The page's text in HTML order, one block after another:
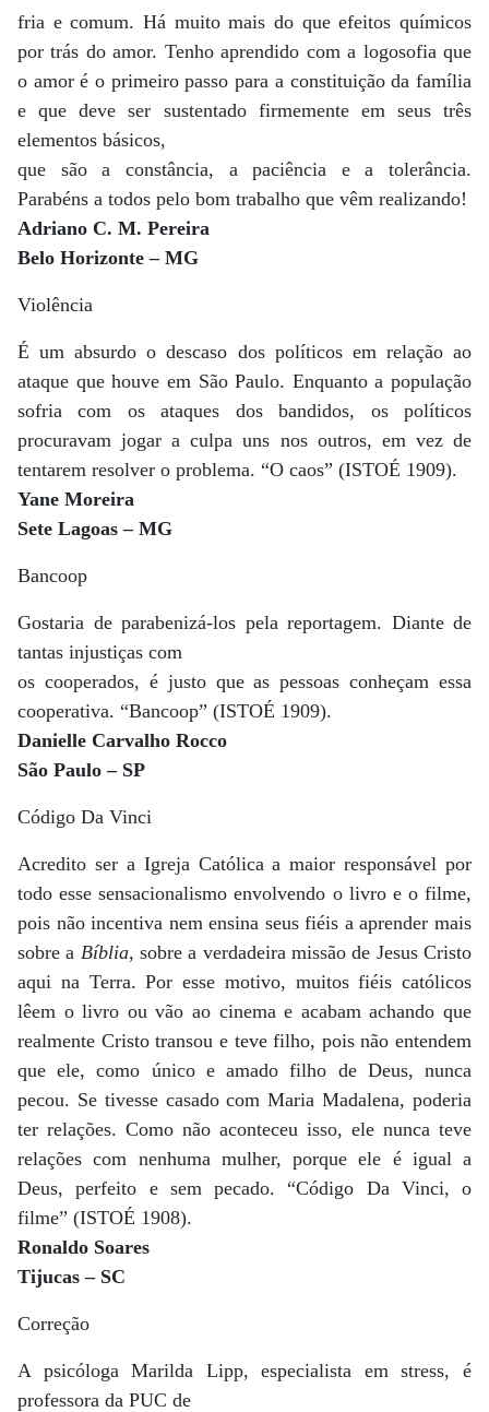
fria e comum. Há muito mais do que efeitos químicos
por trás do amor. Tenho aprendido com a logosofia que
o amor é o primeiro passo para a constituição da família
e que deve ser sustentado firmemente em seus três
elementos básicos,
que são a constância, a paciência e a tolerância.
Parabéns a todos pelo bom trabalho que vêm realizando!
Adriano C. M. Pereira
Belo Horizonte – MG
Violência
É um absurdo o descaso dos políticos em relação ao
ataque que houve em São Paulo. Enquanto a população
sofria com os ataques dos bandidos, os políticos
procuravam jogar a culpa uns nos outros, em vez de
tentarem resolver o problema. “O caos” (ISTOÉ 1909).
Yane Moreira
Sete Lagoas – MG
Bancoop
Gostaria de parabenizá-los pela reportagem. Diante de
tantas injustiças com
os cooperados, é justo que as pessoas conheçam essa
cooperativa. “Bancoop” (ISTOÉ 1909).
Danielle Carvalho Rocco
São Paulo – SP
Código Da Vinci
Acredito ser a Igreja Católica a maior responsável por
todo esse sensacionalismo envolvendo o livro e o filme,
pois não incentiva nem ensina seus fiéis a aprender mais
sobre a Bíblia, sobre a verdadeira missão de Jesus Cristo
aqui na Terra. Por esse motivo, muitos fiéis católicos
lêem o livro ou vão ao cinema e acabam achando que
realmente Cristo transou e teve filho, pois não entendem
que ele, como único e amado filho de Deus, nunca
pecou. Se tivesse casado com Maria Madalena, poderia
ter relações. Como não aconteceu isso, ele nunca teve
relações com nenhuma mulher, porque ele é igual a
Deus, perfeito e sem pecado. “Código Da Vinci, o
filme” (ISTOÉ 1908).
Ronaldo Soares
Tijucas – SC
Correção
A psicóloga Marilda Lipp, especialista em stress, é
professora da PUC de